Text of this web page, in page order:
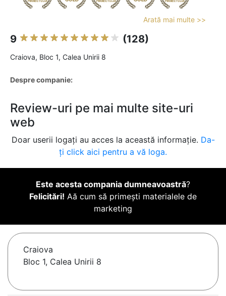
Arată mai multe >>
9 (128)
Craiova, Bloc 1, Calea Unirii 8
Despre companie:
Review-uri pe mai multe site-uri
web
Doar userii logați au acces la această informație. Da-
ți click aici pentru a vă loga.
Este acesta compania dumneavoastră?
Felicitări! Aă cum să primești materialele de
marketing
Craiova
Bloc 1, Calea Unirii 8